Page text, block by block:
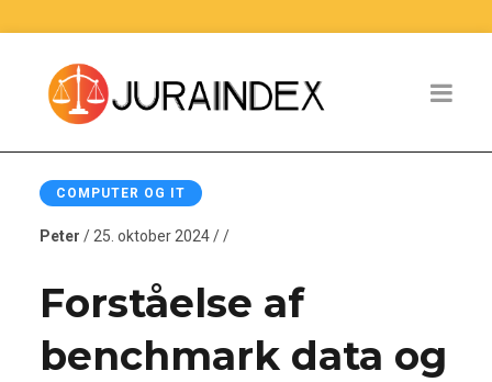
COMPUTER OG IT
Peter / 25. oktober 2024 / /
Forståelse af
benchmark data og